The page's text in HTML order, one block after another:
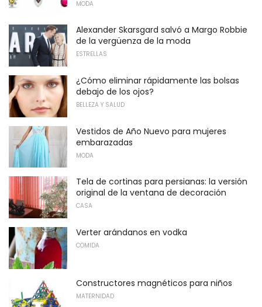
MODA
Alexander Skarsgard salvó a Margo Robbie
de la vergüenza de la moda
ESTRELLAS
¿Cómo eliminar rápidamente las bolsas
debajo de los ojos?
BELLEZA Y SALUD
Vestidos de Año Nuevo para mujeres
embarazadas
MODA
Tela de cortinas para persianas: la versión
original de la ventana de decoración
CASA
Verter arándanos en vodka
COMIDA
Constructores magnéticos para niños
MATERNIDAD